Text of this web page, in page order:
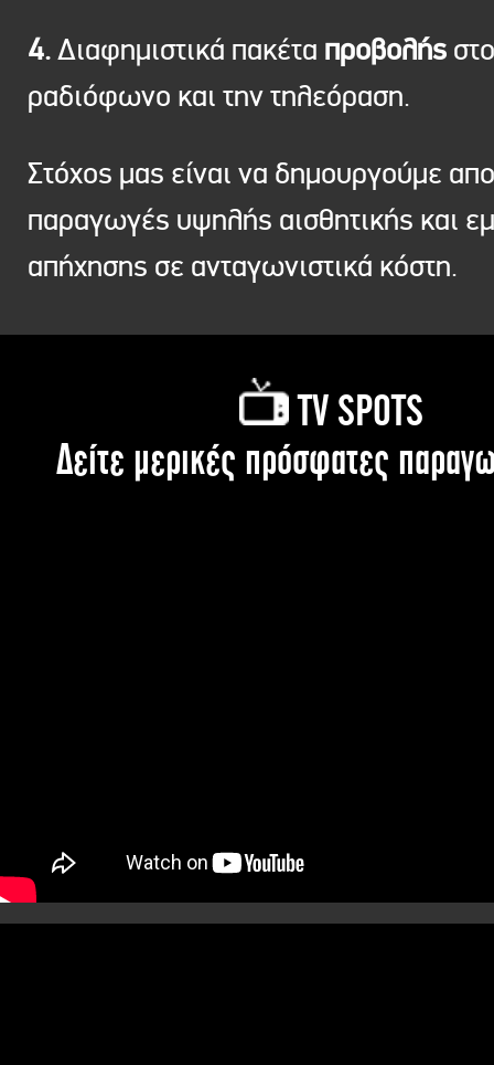
4.Διαφημιστικά πακέτα προβολής στο
ραδιόφωνο και την τηλεόραση.
Στόχος μας είναι να δημουργούμε
παραγωγές υψηλής αισθητικής και
απήχησης σε ανταγωνιστικά κόστη.
TV SPOTS
Δείτε μερικές πρόσφατες